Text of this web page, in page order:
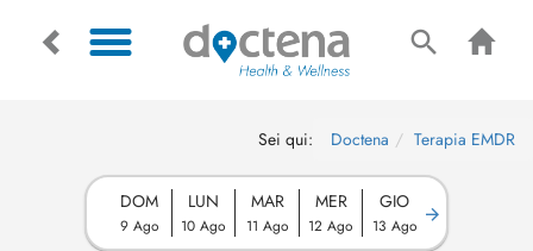
Sei qui: Doctena Terapia EMDR
DOM
9 Ago
LUN
10 Ago
MAR
11 Ago
MER
12 Ago
GIO
13 Ago